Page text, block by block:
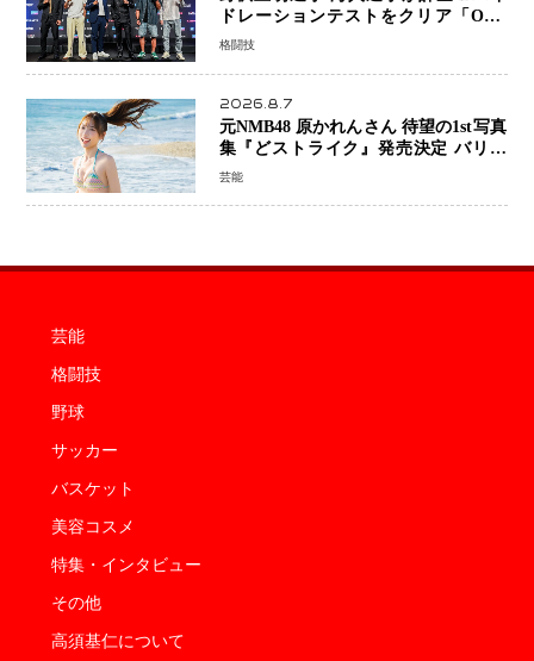
ドレーションテストをクリア「ONE
SAMURAI 2」決戦へ万全の準備整う
格闘技
2026.8.7
元NMB48 原かれんさん 待望の1st写真
集『どストライク』発売決定 バリで
魅せる25歳の新境地
芸能
芸能
格闘技
野球
サッカー
バスケット
美容コスメ
特集・インタビュー
その他
高須基仁について